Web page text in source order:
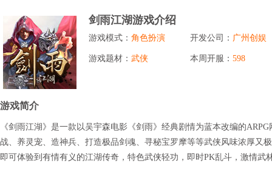
聚合盒子PC端
全新UI上线，引流新利器
剑雨江湖游戏介绍
游戏模式： 角色扮演 开发公司： 广州创娱
游戏题材： 武侠 本周开服： 598
游戏简介
《剑雨江湖》是一款以吴宇森电影《剑雨》经典剧情为蓝本改编的
战、养灵宠、造神兵、打造极品剑魂、寻秘宝罗摩等等武侠风味浓厚又
即可体验到有情有义的江湖传奇，特色武侠轻功，即时PK乱斗，激情武